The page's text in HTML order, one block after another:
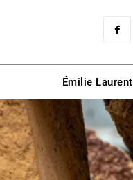
Émilie Laurent